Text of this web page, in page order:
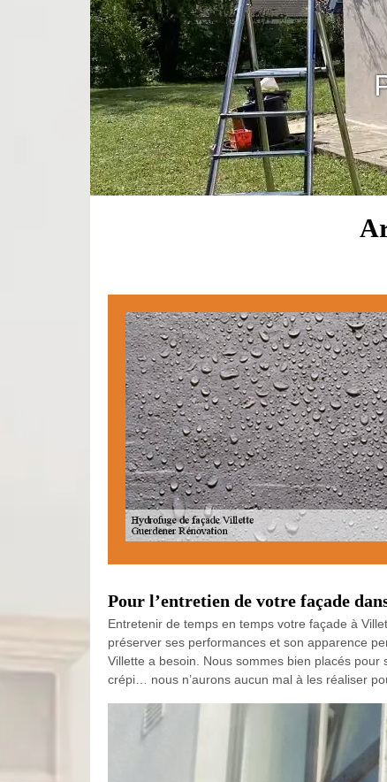
Pour l’entretien de votre façade
Entretenir de temps en temps votre façade à
préserver ses performances et son apparence
Villette a besoin. Nous sommes bien placés
crépi… nous n’aurons aucun mal à les réaliser